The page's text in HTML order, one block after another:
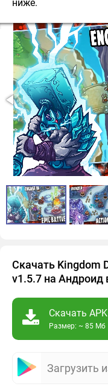
ниже.
Скачать Kingdom
v1.5.7 на Андроид
Скачать APK
Размер: ~ 85 Мб
Загрузить